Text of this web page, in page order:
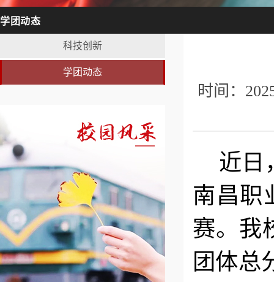
学团动态
科技创新
学团动态
时间：
近日
南昌职
赛。我
团体总